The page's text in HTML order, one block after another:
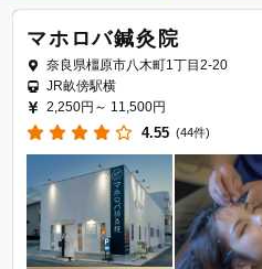
マホロバ鍼灸院
奈良県橿原市八木町1丁目2-20
JR畝傍駅横
2,250円～ 11,500円
4.55 (44件)